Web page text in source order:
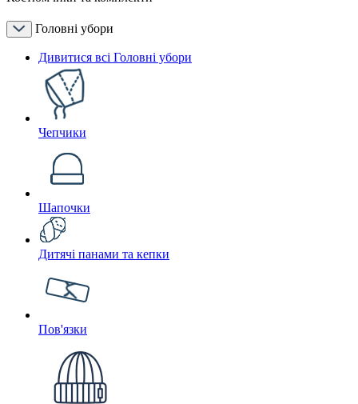
Головні убори
Дивитися всі Головні убори
Чепчики
Шапочки
Дитячі панами та кепки
Пов'язки